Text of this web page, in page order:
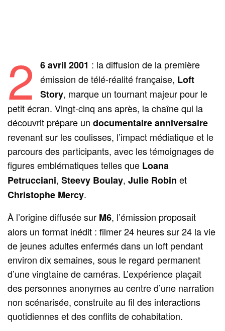
2 6 avril 2001 : la diffusion de la première
émission de télé-réalité française, Loft
Story, marque un tournant majeur pour le
petit écran. Vingt-cinq ans après, la chaîne qui la
découvrit prépare undocumentaire anniversaire
revenant sur les coulisses, l’impact médiatique et le
parcours des participants, avec les témoignages de
figures emblématiques telles que Loana
Petrucciani,Steevy Boulay,Julie Robin et
Christophe Mercy.
À l’origine diffusée sur M6, l’émission proposait
alors un format inédit : filmer 24 heures sur 24 la vie
de jeunes adultes enfermés dans un loft pendant
environ dix semaines, sous le regard permanent
d’une vingtaine de caméras. L’expérience plaçait
des personnes anonymes au centre d’une narration
non scénarisée, construite au fil des interactions
quotidiennes et des conflits de cohabitation.